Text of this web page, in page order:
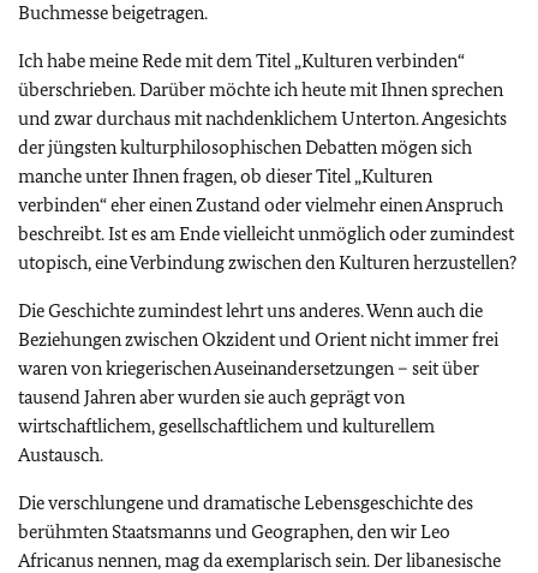
Buchmesse beigetragen.
Ich habe meine Rede mit dem Titel „Kulturen verbinden“
überschrieben. Darüber möchte ich heute mit Ihnen sprechen
und zwar durchaus mit nachdenklichem Unterton. Angesichts
der jüngsten kulturphilosophischen Debatten mögen sich
manche unter Ihnen fragen, ob dieser Titel „Kulturen
verbinden“ eher einen Zustand oder vielmehr einen Anspruch
beschreibt. Ist es am Ende vielleicht unmöglich oder zumindest
utopisch, eine Verbindung zwischen den Kulturen herzustellen?
Die Geschichte zumindest lehrt uns anderes. Wenn auch die
Beziehungen zwischen Okzident und Orient nicht immer frei
waren von kriegerischen Auseinandersetzungen – seit über
tausend Jahren aber wurden sie auch geprägt von
wirtschaftlichem, gesellschaftlichem und kulturellem
Austausch.
Die verschlungene und dramatische Lebensgeschichte des
berühmten Staatsmanns und Geographen, den wir Leo
Africanus nennen, mag da exemplarisch sein. Der libanesische